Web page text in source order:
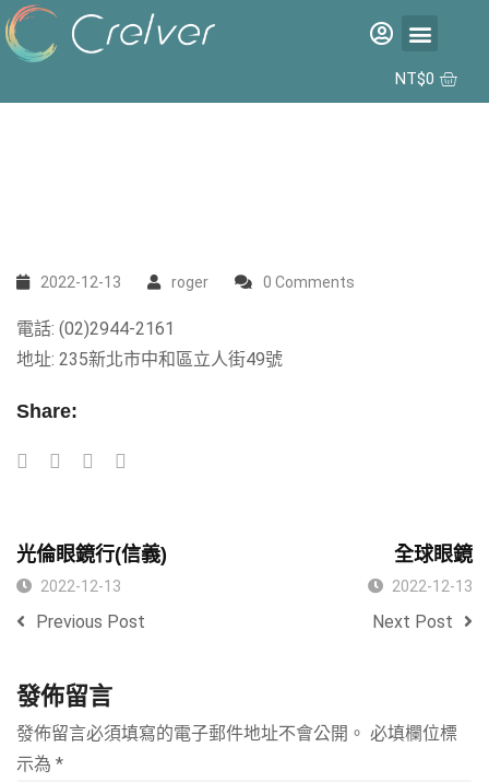
NT$0
2022-12-13 roger 0 Comments
電話: (02)2944-2161
地址: 235新北市中和區立人街49號
Share:
光倫眼鏡行(信義)
2022-12-13
Previous Post
全球眼鏡
2022-12-13
Next Post
發佈留言
發佈留言必須填寫的電子郵件地址不會公開。 必填欄位標
示為 *